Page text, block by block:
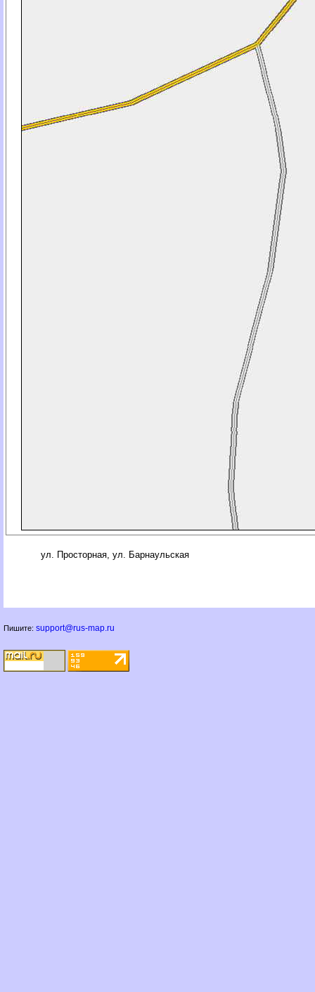
ул. Просторная, ул. Барнаульская
Пишите: support@rus-map.ru